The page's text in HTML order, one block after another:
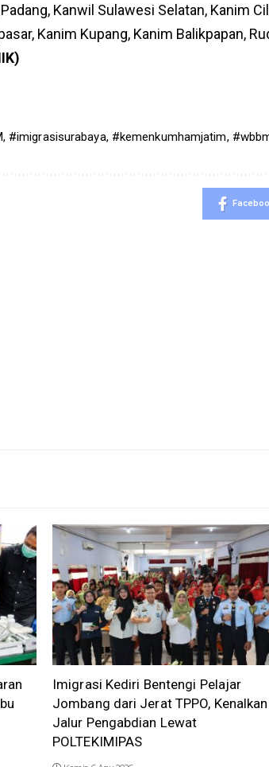
Kanwil Sulawesi Selatan, Kanim
Kanim Kupang, Kanim Balikpapan,
, #imigrasisurabaya, #kemenkumhamjatim,
Imigrasi Kediri Bentengi Pelajar
Jombang dari Jerat TPPO, Kenalkan
Jalur Pengabdian Lewat
POLTEKIMIPAS